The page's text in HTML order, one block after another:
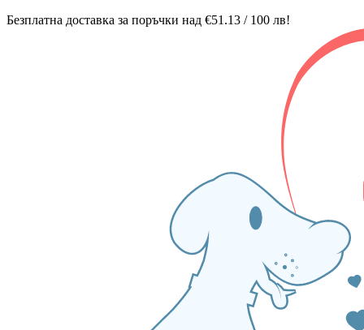
Безплатна доставка за поръчки над €51.13 / 100 лв!